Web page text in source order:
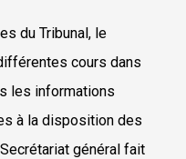
du Tribunal, le
cours dans
les informations
à la disposition des
général fait